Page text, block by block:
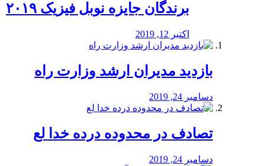
برندگان جایزه نوبل فیزیک ۲۰۱۹
اکتبر 12, 2019
بازدید مدیران ارشد وزارت راه
دسامبر 24, 2019
تصادف در محدوده درده خدا لع
دسامبر 24, 2019